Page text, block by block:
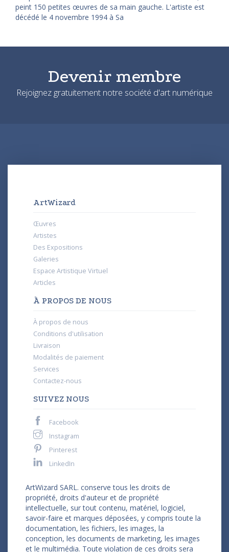
peint 150 petites œuvres de sa main gauche. L'artiste est
décédé le 4 novembre 1994 à Sa
Devenir membre
Rejoignez gratuitement notre société d'art numérique
ArtWizard
Œuvres
Artistes
Des Expositions
Galeries
Espace Artistique Virtuel
Articles
À PROPOS DE NOUS
À propos de nous
Conditions d'utilisation
Livraison
Modalités de paiement
Services
Contactez-nous
SUIVEZ NOUS
Facebook
Instagram
Pinterest
LinkedIn
ArtWizard SARL. conserve tous les droits de
propriété, droits d'auteur et de propriété
intellectuelle, sur tout contenu, matériel, logiciel,
savoir-faire et marques déposées, y compris toute la
documentation, les fichiers, les images, la
conception, les documents de marketing, les images
et le multimédia. Toute violation de ces droits sera